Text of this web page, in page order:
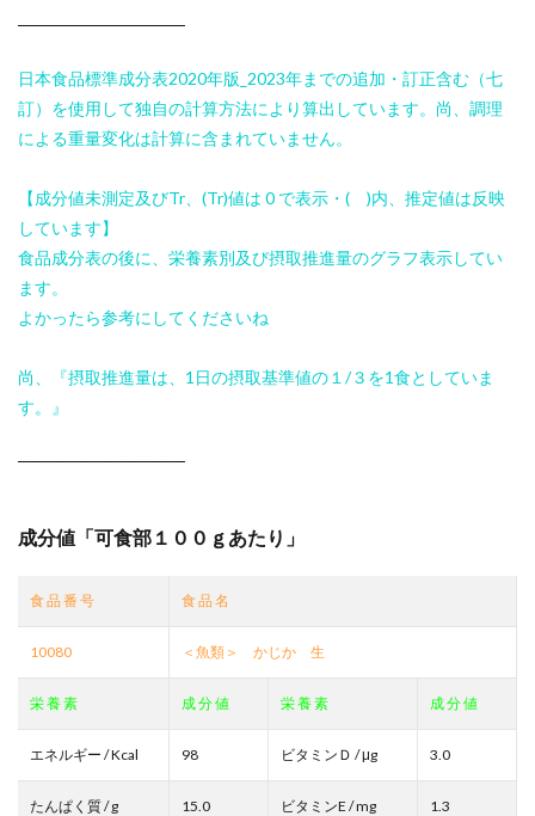
──────────────
日本食品標準成分表2020年版_2023年までの追加・訂正含む（七
訂）を使用して独自の計算方法により算出しています。尚、調理
による重量変化は計算に含まれていません。
【成分値未測定及びTr、(Tr)値は 0 で表示・( )内、推定値は反映
しています】
食品成分表の後に、栄養素別及び摂取推進量のグラフ表示してい
ます。
よかったら参考にしてくださいね
尚、『摂取推進量は、1日の摂取基準値の１/３を1食としていま
す。』
──────────────
成分値「可食部１００ｇあたり」
食 品 番 号 食 品 名
10080 ＜魚類＞ かじか 生
栄 養 素 成 分 値 栄 養 素 成 分 値
エネルギー / Kcal 98 ビタミンＤ / μg 3.0
たんぱく質 / g 15.0 ビタミンE / mg 1.3